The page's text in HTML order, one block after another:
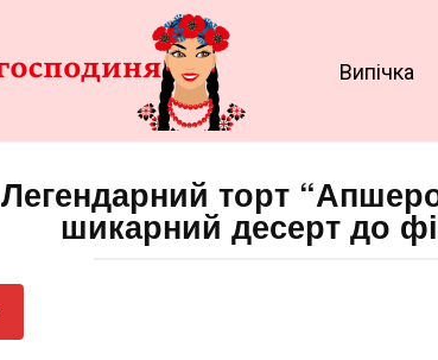
Випічка
Легендарний торт
шикарний десерт до